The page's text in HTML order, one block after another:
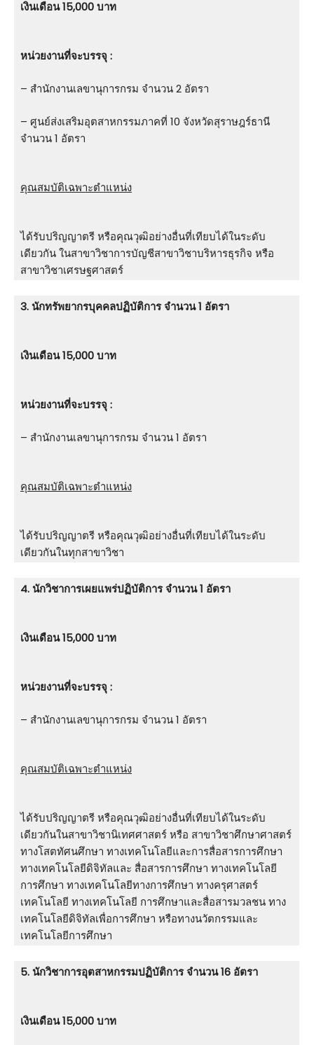
เงินเดือน 15,000 บาท
หน่วยงานที่จะบรรจุ :
– สำนักงานเลขานุการกรม จำนวน 2 อัตรา
– ศูนย์ส่งเสริมอุตสาหกรรมภาคที่ 10 จังหวัดสุราษฎร์ธานี
จำนวน 1 อัตรา
คุณสมบัติเฉพาะตำแหน่ง
ได้รับปริญญาตรี หรือคุณวุฒิอย่างอื่นที่เทียบได้ในระดับ
เดียวกัน ในสาขาวิชาการบัญชีสาขาวิชาบริหารธุรกิจ หรือ
สาขาวิชาเศรษฐศาสตร์
3. นักทรัพยากรบุคคลปฏิบัติการ จำนวน 1 อัตรา
เงินเดือน 15,000 บาท
หน่วยงานที่จะบรรจุ :
– สำนักงานเลขานุการกรม จำนวน 1 อัตรา
คุณสมบัติเฉพาะตำแหน่ง
ได้รับปริญญาตรี หรือคุณวุฒิอย่างอื่นที่เทียบได้ในระดับ
เดียวกันในทุกสาขาวิชา
4. นักวิชาการเผยแพร่ปฏิบัติการ จำนวน 1 อัตรา
เงินเดือน 15,000 บาท
หน่วยงานที่จะบรรจุ :
– สำนักงานเลขานุการกรม จำนวน 1 อัตรา
คุณสมบัติเฉพาะตำแหน่ง
ได้รับปริญญาตรี หรือคุณวุฒิอย่างอื่นที่เทียบได้ในระดับ
เดียวกันในสาขาวิชานิเทศศาสตร์ หรือ สาขาวิชาศึกษาศาสตร์
ทางโสตทัศนศึกษา ทางเทคโนโลยีและการสื่อสารการศึกษา
ทางเทคโนโลยีดิจิทัลและ สื่อสารการศึกษา ทางเทคโนโลยี
การศึกษา ทางเทคโนโลยีทางการศึกษา ทางครุศาสตร์
เทคโนโลยี ทางเทคโนโลยี การศึกษาและสื่อสารมวลชน ทาง
เทคโนโลยีดิจิทัลเพื่อการศึกษา หรือทางนวัตกรรมและ
เทคโนโลยีการศึกษา
5. นักวิชาการอุตสาหกรรมปฏิบัติการ จำนวน 16 อัตรา
เงินเดือน 15,000 บาท